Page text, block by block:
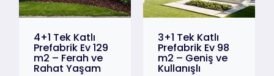
4+1 Tek Katlı
Prefabrik Ev 129
m2 – Ferah ve
Rahat Yaşam
3+1 Tek Katlı
Prefabrik Ev 98
m2 – Geniş ve
Kullanışlı